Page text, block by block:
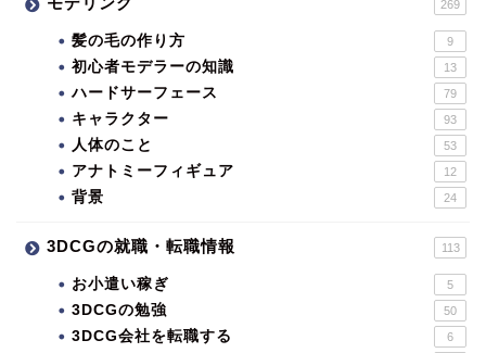
269
髪の毛の作り方 9
初心者モデラーの知識 13
ハードサーフェース 79
キャラクター 93
人体のこと 53
アナトミーフィギュア 12
背景 24
3DCGの就職・転職情報 113
お小遣い稼ぎ 5
3DCGの勉強 50
3DCG会社を転職する 6